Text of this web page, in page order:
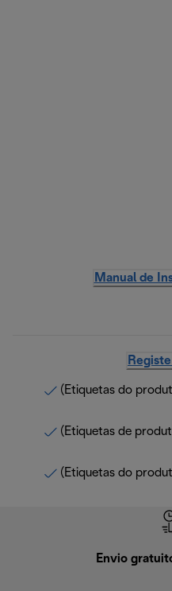
Manual de
(Etiquetas do
(Etiquetas de
(Etiquetas do
Envio